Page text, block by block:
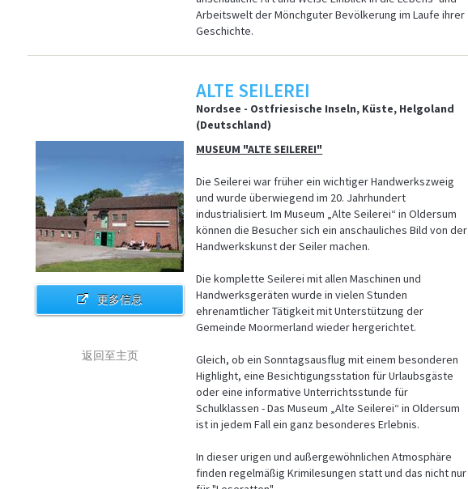
Arbeitswelt der Mönchguter Bevölkerung im Laufe ihrer
Geschichte.
ALTE SEILEREI
Nordsee - Ostfriesische Inseln, Küste, Helgoland
(Deutschland)
更多信息
返回至主页
MUSEUM "ALTE SEILEREI"
Die Seilerei war früher ein wichtiger Handwerkszweig
und wurde überwiegend im 20. Jahrhundert
industrialisiert. Im Museum „Alte Seilerei“ in Oldersum
können die Besucher sich ein anschauliches Bild von der
Handwerkskunst der Seiler machen.
Die komplette Seilerei mit allen Maschinen und
Handwerksgeräten wurde in vielen Stunden
ehrenamtlicher Tätigkeit mit Unterstützung der
Gemeinde Moormerland wieder hergerichtet.
Gleich, ob ein Sonntagsausflug mit einem besonderen
Highlight, eine Besichtigungsstation für Urlaubsgäste
oder eine informative Unterrichtsstunde für
Schulklassen - Das Museum „Alte Seilerei“ in Oldersum
ist in jedem Fall ein ganz besonderes Erlebnis.
In dieser urigen und außergewöhnlichen Atmosphäre
finden regelmäßig Krimilesungen statt und das nicht nur